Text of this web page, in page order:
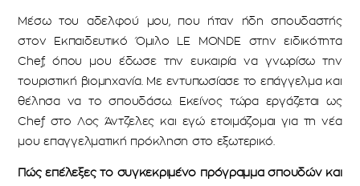
Μέσω του αδελφού μου, που ήταν ήδη σπουδαστής
στον Εκπαιδευτικό Όμιλο LE MONDE στην ειδικότητα
Chef, όπου μου έδωσε την ευκαιρία να γνωρίσω την
τουριστική βιομηχανία. Με εντυπωσίασε το επάγγελμα και
θέλησα να το σπουδάσω. Εκείνος τώρα εργάζεται ως
Chef στο Λος Άντζελες και εγώ ετοιμάζομαι για τη νέα
μου επαγγελματική πρόκληση στο εξωτερικό.
Πώς επέλεξες το συγκεκριμένο πρόγραμμα σπουδών και